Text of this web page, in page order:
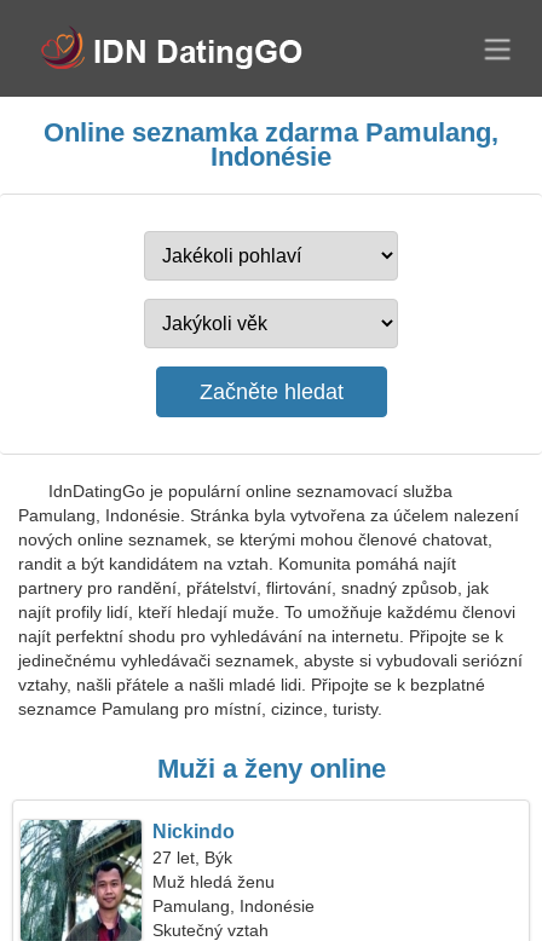
Online seznamka zdarma Pamulang,
Indonésie
IdnDatingGo je populární online seznamovací služba
Pamulang, Indonésie. Stránka byla vytvořena za účelem nalezení
nových online seznamek, se kterými mohou členové chatovat,
randit a být kandidátem na vztah. Komunita pomáhá najít
partnery pro randění, přátelství, flirtování, snadný způsob, jak
najít profily lidí, kteří hledají muže. To umožňuje každému členovi
najít perfektní shodu pro vyhledávání na internetu. Připojte se k
jedinečnému vyhledávači seznamek, abyste si vybudovali seriózní
vztahy, našli přátele a našli mladé lidi. Připojte se k bezplatné
seznamce Pamulang pro místní, cizince, turisty.
Muži a ženy online
Nickindo
27 let, Býk
Muž hledá ženu
Pamulang, Indonésie
Skutečný vztah